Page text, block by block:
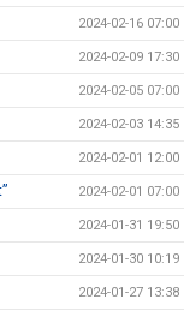
2024-02-16 07:00
2024-02-09 17:30
2024-02-05 07:00
2024-02-03 14:35
2024-02-01 12:00
2024-02-01 07:00
2024-01-31 19:50
2024-01-30 10:19
2024-01-27 13:38